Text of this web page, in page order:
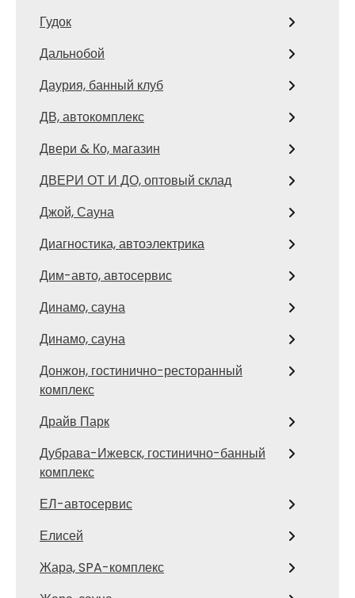
Гудок
Дальнобой
Даурия, банный клуб
ДВ, автокомплекс
Двери & Ко, магазин
ДВЕРИ ОТ И ДО, оптовый склад
Джой, Сауна
Диагностика, автоэлектрика
Дим-авто, автосервис
Динамо, сауна
Динамо, сауна
Донжон, гостинично-ресторанный
комплекс
Драйв Парк
Дубрава-Ижевск, гостинично-банный
комплекс
ЕЛ-автосервис
Елисей
Жара, SPA-комплекс